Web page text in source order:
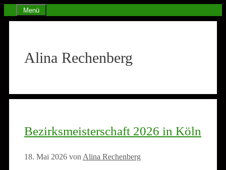
Inhalt
Menü
Alina Rechenberg
Bezirksmeisterschaft 2026 in Köln
18. Mai 2026 von Alina Rechenberg